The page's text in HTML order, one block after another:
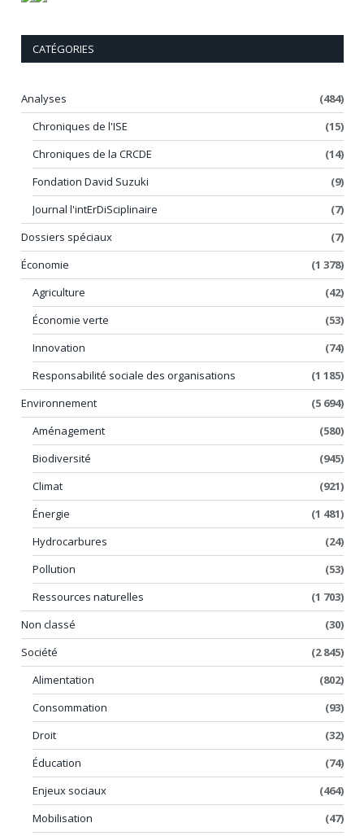
CATÉGORIES
Analyses
(484)
Chroniques de l'ISE
(15)
Chroniques de la CRCDE
(14)
Fondation David Suzuki
(9)
Journal l'intErDiSciplinaire
(7)
Dossiers spéciaux
(7)
Économie
(1 378)
Agriculture
(42)
Économie verte
(53)
Innovation
(74)
Responsabilité sociale des organisations
(1 185)
Environnement
(5 694)
Aménagement
(580)
Biodiversité
(945)
Climat
(921)
Énergie
(1 481)
Hydrocarbures
(24)
Pollution
(53)
Ressources naturelles
(1 703)
Non classé
(30)
Société
(2 845)
Alimentation
(802)
Consommation
(93)
Droit
(32)
Éducation
(74)
Enjeux sociaux
(464)
Mobilisation
(47)